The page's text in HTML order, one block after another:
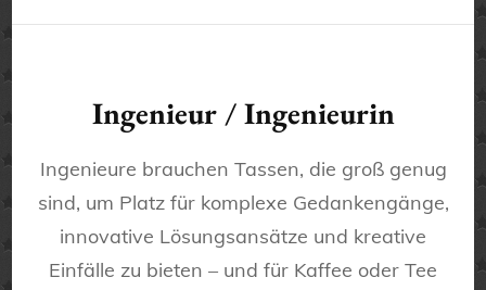
Ingenieur / Ingenieurin
Ingenieure brauchen Tassen, die groß genug
sind, um Platz für komplexe Gedankengänge,
innovative Lösungsansätze und kreative
Einfälle zu bieten – und für Kaffee oder Tee